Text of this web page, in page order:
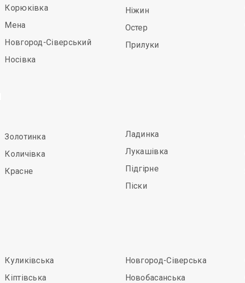
Корюківка
Мена
Новгород-Сіверський
Носівка
Ніжин
Остер
Прилуки
Золотинка
Количівка
Красне
Ладинка
Лукашівка
Підгірне
Піски
Куликівська
Кіптівська
Новгород-Сіверська
Новобасанська